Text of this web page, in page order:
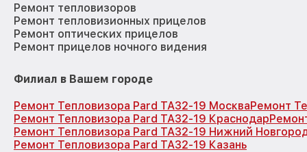
Ремонт тепловизоров
Ремонт тепловизионных прицелов
Ремонт оптических прицелов
Ремонт прицелов ночного видения
Филиал в Вашем городе
Ремонт Тепловизора Pard TA32-19 МоскваРемонт
Ремонт Тепловизора Pard TA32-19 Краснодар
Ремонт Тепловизора Pard TA32-19 Нижний
Ремонт Тепловизора Pard TA32-19 Казань